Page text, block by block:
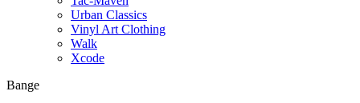
Urban Classics
Vinyl Art Clothing
Walk
Xcode
Bange